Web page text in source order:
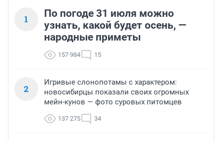
1
По погоде 31 июля можно
узнать, какой будет осень, —
народные приметы
157 984 15
2
Игривые слонопотамы с характером:
новосибирцы показали своих огромных
мейн-кунов — фото суровых питомцев
137 275 34